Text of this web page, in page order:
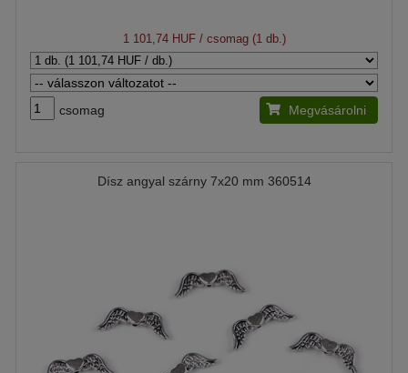
1 101,74 HUF/ csomag (1 db.)
csomag Megvásárolni
Dísz angyal szárny 7x20 mm 360514